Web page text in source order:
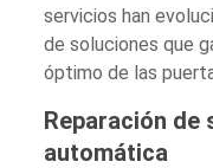
servicios han
de soluciones que
óptimo de las
Reparación de
automática